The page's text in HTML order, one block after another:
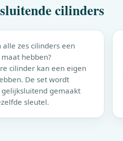
cilinders
alle zes cilinders een
hebben?
cilinder kan een eigen
De set wordt
gemaakt
sleutel.